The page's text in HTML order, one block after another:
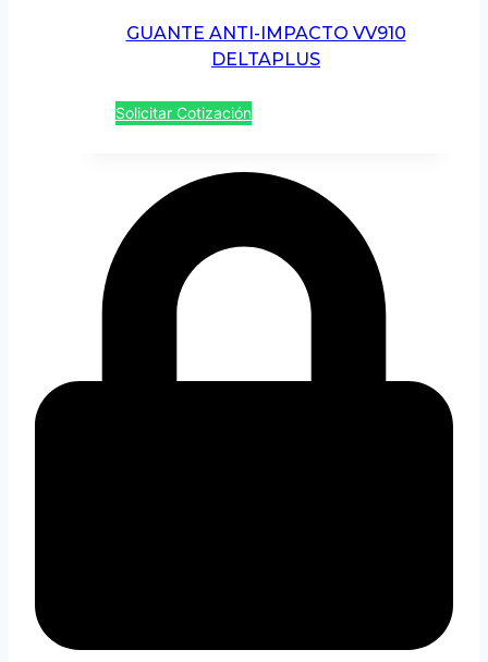
GUANTE ANTI-IMPACTO VV910
DELTAPLUS
Solicitar Cotización